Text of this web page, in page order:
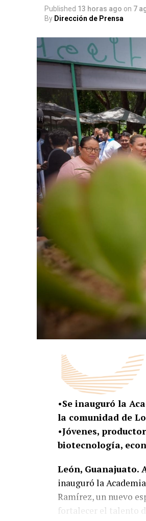
Published 13 horas ago on 7
By Dirección de Prensa
•Se inauguró la
la comunidad de
•Jóvenes,
biotecnología,
León, Guanajuato.
inauguró la
Ramírez, un nuevo
fortalecer el talento